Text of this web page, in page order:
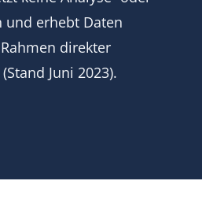
und erhebt Daten
direkter
Juni 2023).